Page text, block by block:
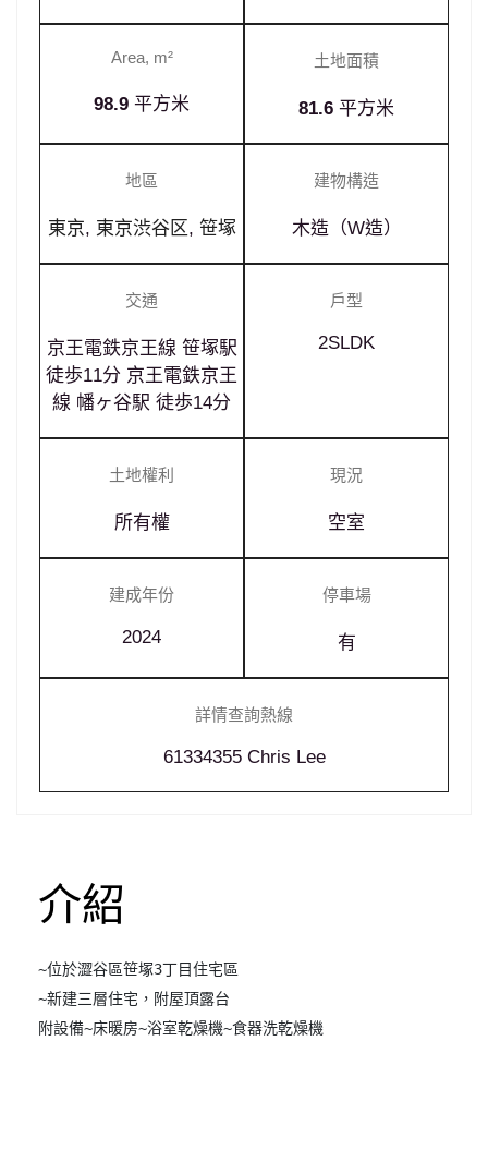
Area, m²
98.9 平方米
土地面積
81.6 平方米
地區
東京, 東京渋谷区, 笹塚
建物構造
木造（W造）
交通
京王電鉄京王線 笹塚駅
徒歩11分 京王電鉄京王
線 幡ヶ谷駅 徒歩14分
戶型
2SLDK
土地權利
所有權
現況
空室
建成年份
2024
停車場
有
詳情查詢熱線
61334355 Chris Lee
介紹
~位於澀谷區笹塚3丁目住宅區
~新建三層住宅，附屋頂露台
附設備~床暖房~浴室乾燥機~食器洗乾燥機